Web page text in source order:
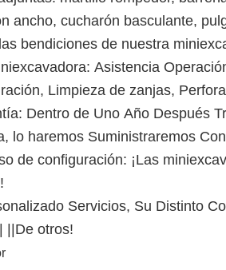
ancho, cucharón basculante,
bendiciones de nuestra
Asistencia
Limpieza de zanjas,
Dentro de Uno Año Después
lo haremos Suministraremos
de configuración: ¡Las
Servicios, Su Distinto
||De otros!